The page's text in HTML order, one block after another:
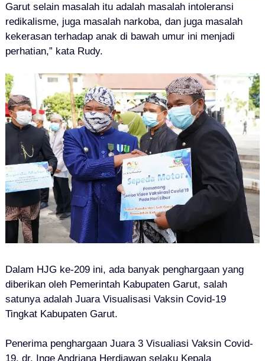
Garut selain masalah itu adalah masalah intoleransi
redikalisme, juga masalah narkoba, dan juga masalah
kekerasan terhadap anak di bawah umur ini menjadi
perhatian,” kata Rudy.
Dalam HJG ke-209 ini, ada banyak penghargaan yang
diberikan oleh Pemerintah Kabupaten Garut, salah
satunya adalah Juara Visualisasi Vaksin Covid-19
Tingkat Kabupaten Garut.
Penerima penghargaan Juara 3 Visualiasi Vaksin Covid-
19, dr. Inge Andriana Herdiawan selaku Kepala